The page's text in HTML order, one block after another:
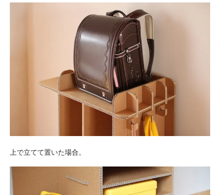
上で立てて置いた場合。